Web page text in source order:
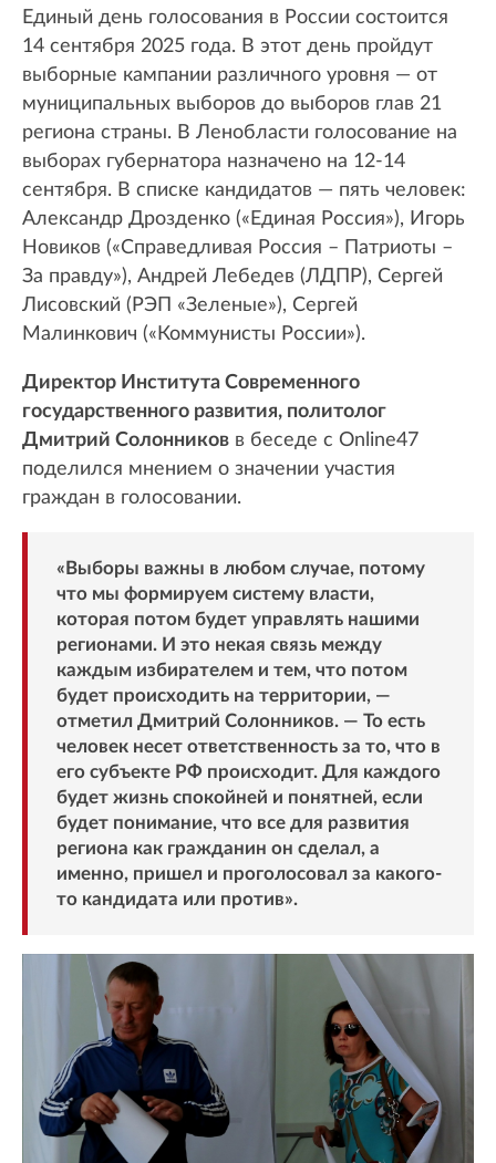
Единый день голосования в России состоится
14 сентября 2025 года. В этот день пройдут
выборные кампании различного уровня — от
муниципальных выборов до выборов глав 21
региона страны. В Ленобласти голосование на
выборах губернатора назначено на 12-14
сентября. В списке кандидатов — пять человек:
Александр Дрозденко («Единая Россия»), Игорь
Новиков («Справедливая Россия – Патриоты –
За правду»), Андрей Лебедев (ЛДПР), Сергей
Лисовский (РЭП «Зеленые»), Сергей
Малинкович («Коммунисты России»).
Директор Института Современного
государственного развития, политолог
Дмитрий Солонников в беседе с Online47
поделился мнением о значении участия
граждан в голосовании.
«Выборы важны в любом случае, потому
что мы формируем систему власти,
которая потом будет управлять нашими
регионами. И это некая связь между
каждым избирателем и тем, что потом
будет происходить на территории, —
отметил Дмитрий Солонников. — То есть
человек несет ответственность за то, что в
его субъекте РФ происходит. Для каждого
будет жизнь спокойней и понятней, если
будет понимание, что все для развития
региона как гражданин он сделал, а
именно, пришел и проголосовал за какого-
то кандидата или против».